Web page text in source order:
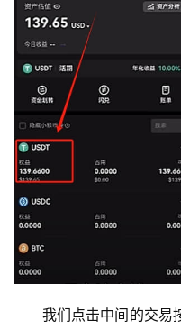
我们点击中间的交易